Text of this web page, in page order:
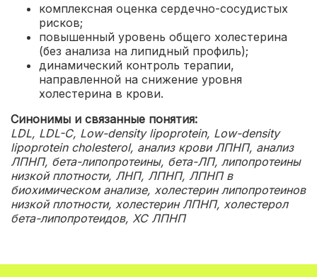
комплексная оценка сердечно-сосудистых
рисков;
повышенный уровень общего холестерина
(без анализа на липидный профиль);
динамический контроль терапии,
направленной на снижение уровня
холестерина в крови.
Синонимы и связанные понятия:
LDL, LDL-C, Low-density lipoprotein, Low-density
lipoprotein cholesterol, анализ крови ЛПНП, анализ
ЛПНП, бета-липопротеины, бета-ЛП, липопротеины
низкой плотности, ЛНП, ЛПНП, ЛПНП в
биохимическом анализе, холестерин липопротеинов
низкой плотности, холестерин ЛПНП, холестерол
бета-липопротеидов, ХС ЛПНП